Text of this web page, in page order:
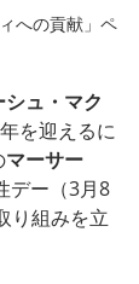
への貢献」ペ
シュ・マク
を迎えるに
マーサー
デー（3月8
り組みを立